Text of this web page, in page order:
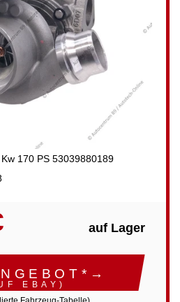
170 PS 53039880189
auf Lager
EBAY)